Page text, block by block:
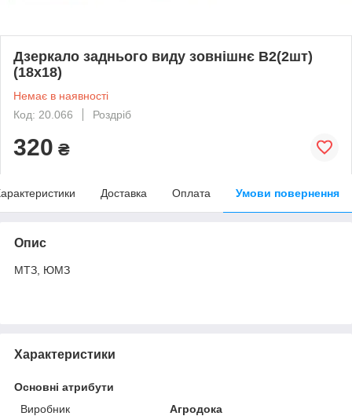
Дзеркало заднього виду зовнішнє В2(2шт)
(18х18)
Немає в наявності
Код: 20.066
Роздріб
320 ₴
Доставка Оплата Умови повернення
Опис
МТЗ, ЮМЗ
Характеристики
Основні атрибути
Виробник
Агродока